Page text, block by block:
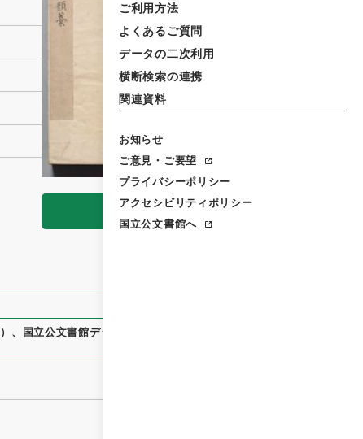
ご利用方法
よくあるご質問
データの二次利用
横断検索の連携
関連資料
お知らせ
ご意見・ご要望
プライバシーポリシー
アクセシビリティポリシー
国立公文書館へ
閲覧
） 、 国立公文書館デジタルアーカイブ